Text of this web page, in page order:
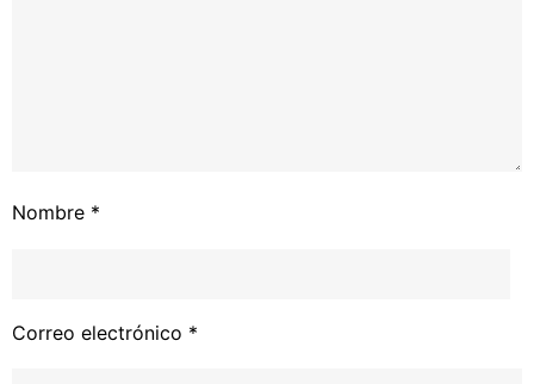
Nombre *
Correo electrónico *